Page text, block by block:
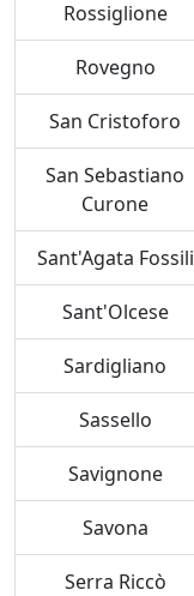
Rossiglione
Rovegno
San Cristoforo
San Sebastiano
Curone
Sant'Agata Fossili
Sant'Olcese
Sardigliano
Sassello
Savignone
Savona
Serra Riccò